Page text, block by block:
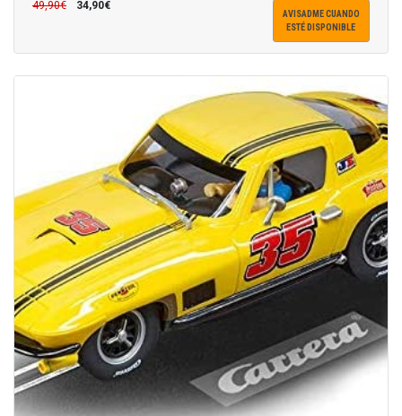
49,90€ 34,90€
AVISADME CUANDO
ESTÉ DISPONIBLE